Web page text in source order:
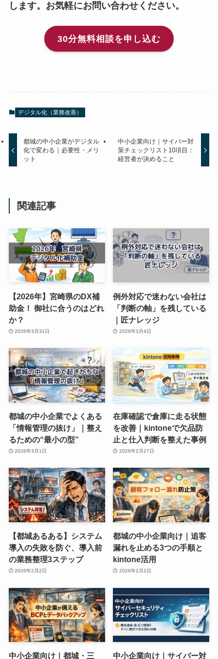
します。お気軽にお問い合わせください。
30分無料相談を申し込む
デジタル化（業務改善）
都城の中小企業がデジタル
化で変わる｜必要性・メリ
ット
中小企業向け｜サイバー対
策チェックリスト10項目：
経営者が決めること
関連記事
【2026年】宮崎県のDX補
助金！ 御社に合うのはどれ
か？
2026年3月31日
例外対応で迷わない会社は
「判断の軸」を残している
｜匠ナレッジ
2026年3月4日
都城の中小企業でよくある
「情報管理の抜け」｜整え
るための“最小の型”
2026年3月1日
在庫確認で倉庫に走る状態
を改善｜kintoneで欠品防
止と仕入判断を整えた事例
2026年2月27日
【都城あるある】システム
導入の失敗を防ぐ、導入前
の業務整理3ステップ
2026年2月2日
都城の中小企業向け｜追客
漏れを止める3つの手順と
kintone活用
2026年2月2日
中小企業向け｜都城・三 中小企業向け｜サイバー対